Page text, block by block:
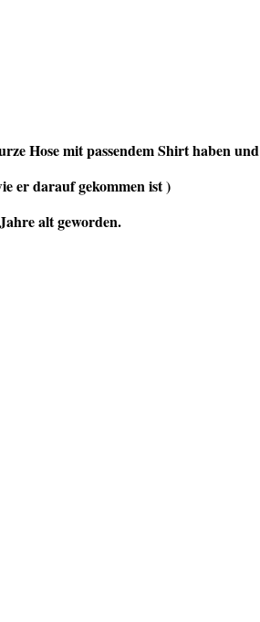
Hose mit passendem Shirt haben und
er darauf gekommen ist )
alt geworden.